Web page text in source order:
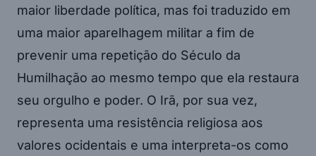
maior liberdade política, mas foi traduzido em
uma maior aparelhagem militar a fim de
prevenir uma repetição do Século da
Humilhação ao mesmo tempo que ela restaura
seu orgulho e poder. O Irã, por sua vez,
representa uma resistência religiosa aos
valores ocidentais e uma interpreta-os como